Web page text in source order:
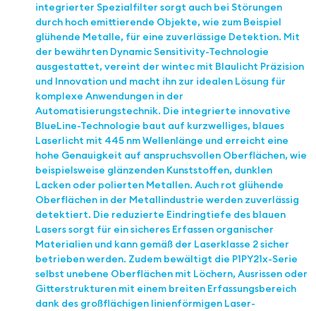
integrierter Spezialfilter sorgt auch bei Störungen
durch hoch emittierende Objekte, wie zum Beispiel
glühende Metalle, für eine zuverlässige Detektion. Mit
der bewährten Dynamic Sensitivity-Technologie
ausgestattet, vereint der wintec mit Blaulicht Präzision
und Innovation und macht ihn zur idealen Lösung für
komplexe Anwendungen in der
Automatisierungstechnik. Die integrierte innovative
BlueLine-Technologie baut auf kurzwelliges, blaues
Laserlicht mit 445 nm Wellenlänge und erreicht eine
hohe Genauigkeit auf anspruchsvollen Oberflächen, wie
beispielsweise glänzenden Kunststoffen, dunklen
Lacken oder polierten Metallen. Auch rot glühende
Oberflächen in der Metallindustrie werden zuverlässig
detektiert. Die reduzierte Eindringtiefe des blauen
Lasers sorgt für ein sicheres Erfassen organischer
Materialien und kann gemäß der Laserklasse 2 sicher
betrieben werden. Zudem bewältigt die P1PY21x-Serie
selbst unebene Oberflächen mit Löchern, Ausrissen oder
Gitterstrukturen mit einem breiten Erfassungsbereich
dank des großflächigen linienförmigen Laser-